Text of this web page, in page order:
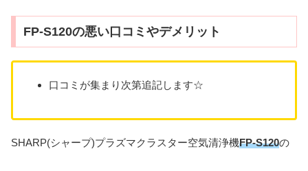
FP-S120の悪い口コミやデメリット
口コミが集まり次第追記します☆
SHARP(シャープ)プラズマクラスター空気清浄機FP-S120の